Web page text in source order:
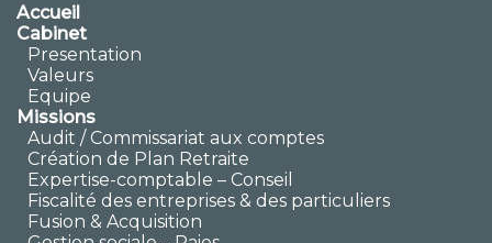
Accueil
Cabinet
Presentation
Valeurs
Equipe
Missions
Audit / Commissariat aux comptes
Création de Plan Retraite
Expertise-comptable – Conseil
Fiscalité des entreprises & des particuliers
Fusion & Acquisition